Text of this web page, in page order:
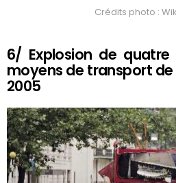
Crédits photo :
6/ Explosion de
moyens de transport de
2005